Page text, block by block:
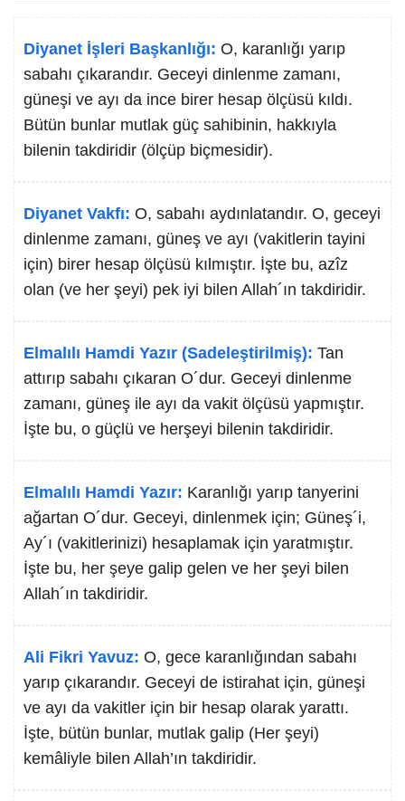
Diyanet İşleri Başkanlığı: O, karanlığı yarıp
sabahı çıkarandır. Geceyi dinlenme zamanı,
güneşi ve ayı da ince birer hesap ölçüsü kıldı.
Bütün bunlar mutlak güç sahibinin, hakkıyla
bilenin takdiridir (ölçüp biçmesidir).
Diyanet Vakfı: O, sabahı aydınlatandır. O, geceyi
dinlenme zamanı, güneş ve ayı (vakitlerin tayini
için) birer hesap ölçüsü kılmıştır. İşte bu, azîz
olan (ve her şeyi) pek iyi bilen Allah´ın takdiridir.
Elmalılı Hamdi Yazır (Sadeleştirilmiş): Tan
attırıp sabahı çıkaran O´dur. Geceyi dinlenme
zamanı, güneş ile ayı da vakit ölçüsü yapmıştır.
İşte bu, o güçlü ve herşeyi bilenin takdiridir.
Elmalılı Hamdi Yazır: Karanlığı yarıp tanyerini
ağartan O´dur. Geceyi, dinlenmek için; Güneş´i,
Ay´ı (vakitlerinizi) hesaplamak için yaratmıştır.
İşte bu, her şeye galip gelen ve her şeyi bilen
Allah´ın takdiridir.
Ali Fikri Yavuz: O, gece karanlığından sabahı
yarıp çıkarandır. Geceyi de istirahat için, güneşi
ve ayı da vakitler için bir hesap olarak yarattı.
İşte, bütün bunlar, mutlak galip (Her şeyi)
kemâliyle bilen Allah’ın takdiridir.